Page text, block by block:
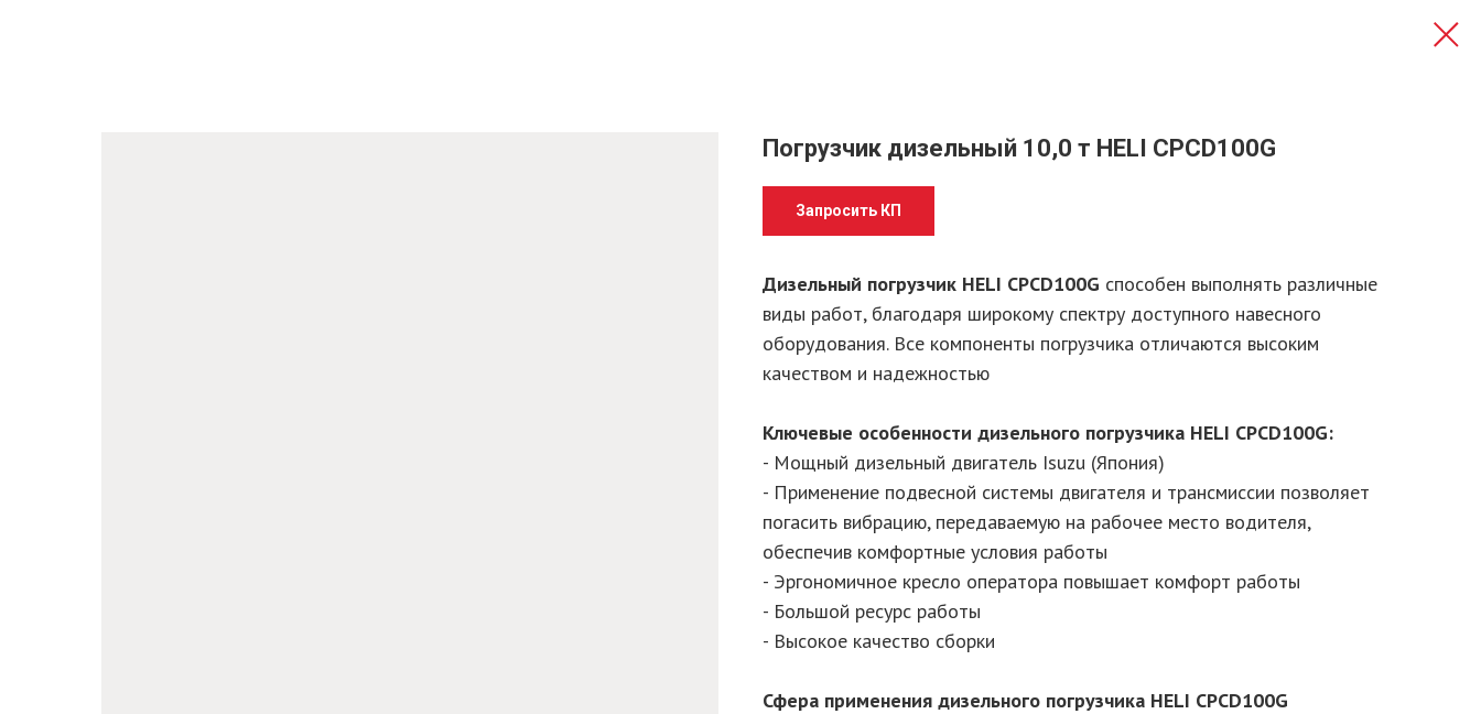
Погрузчик дизельный 10,0 т HELI CPCD100G
Запросить КП
Дизельный погрузчик HELI CPCD100G способен выполнять различные
виды работ, благодаря широкому спектру доступного навесного
оборудования. Все компоненты погрузчика отличаются высоким
качеством и надежностью
Ключевые особенности дизельного погрузчика HELI CPCD100G:
- Мощный дизельный двигатель Isuzu (Япония)
- Применение подвесной системы двигателя и трансмиссии позволяет
погасить вибрацию, передаваемую на рабочее место водителя,
обеспечив комфортные условия работы
- Эргономичное кресло оператора повышает комфорт работы
- Большой ресурс работы
- Высокое качество сборки
Сфера применения дизельного погрузчика HELI CPСD100G